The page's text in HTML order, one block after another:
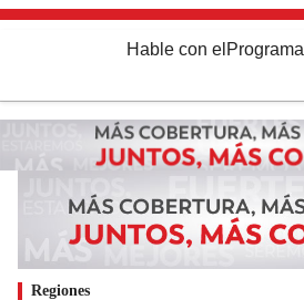
Hable con el Programa
Regiones